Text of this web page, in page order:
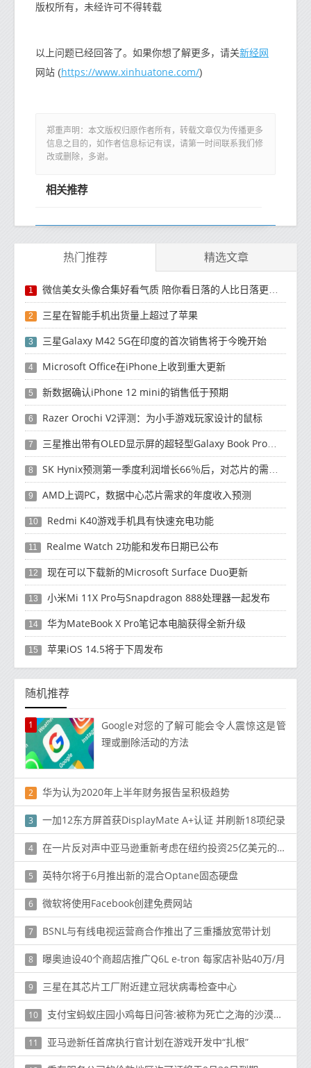
版权所有，未经许可不得转载
以上问题已经回答了。如果你想了解更多，请关新经网
网站 (https://www.xinhuatone.com/)
郑重声明：本文版权归原作者所有，转载文章仅为传播更多
信息之目的，如作者信息标记有误，请第一时间联系我们修
改或删除，多谢。
相关推荐
热门推荐 精选文章
1 微信美女头像合集好看气质 陪你看日落的人比日落更浪漫
2 三星在智能手机出货量上超过了苹果
3 三星Galaxy M42 5G在印度的首次销售将于今晚开始
4 Microsoft Office在iPhone上收到重大更新
5 新数据确认iPhone 12 mini的销售低于预期
6 Razer Orochi V2评测：为小手游戏玩家设计的鼠标
7 三星推出带有OLED显示屏的超轻型Galaxy Book Pro和Galaxy Book Pro 360笔记本电脑
8 SK Hynix预测第一季度利润增长66％后，对芯片的需求将增强
9 AMD上调PC，数据中心芯片需求的年度收入预测
10 Redmi K40游戏手机具有快速充电功能
11 Realme Watch 2功能和发布日期已公布
12 现在可以下载新的Microsoft Surface Duo更新
13 小米Mi 11X Pro与Snapdragon 888处理器一起发布
14 华为MateBook X Pro笔记本电脑获得全新升级
15 苹果iOS 14.5将于下周发布
随机推荐
1
Google对您的了解可能会令人震惊这是管
理或删除活动的方法
2 华为认为2020年上半年财务报告呈积极趋势
3 一加12东方屏首获DisplayMate A+认证 并刷新18项纪录
4 在一片反对声中亚马逊重新考虑在纽约投资25亿美元的园区
5 英特尔将于6月推出新的混合Optane固态硬盘
6 微软将使用Facebook创建免费网站
7 BSNL与有线电视运营商合作推出了三重播放宽带计划
8 曝奥迪设40个商超店推广Q6L e-tron 每家店补贴40万/月
9 三星在其芯片工厂附近建立冠状病毒检查中心
10 支付宝蚂蚁庄园小鸡每日问答:被称为死亡之海的沙漠是什么
11 亚马逊新任首席执行官计划在游戏开发中“扎根”